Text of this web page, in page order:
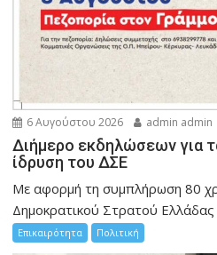
6 Αυγούστου 2026 admin admin
Διήμερο εκδηλώσεων για
ίδρυση του ΔΣΕ
Με αφορμή τη συμπλήρωση 80
Δημοκρατικού Στρατού
Επικαιρότητα Πολιτική